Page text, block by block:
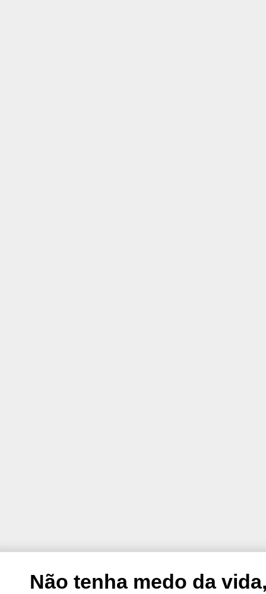
Não tenha medo da